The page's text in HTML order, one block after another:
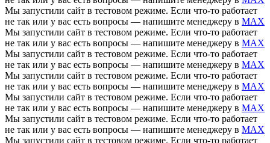
Мы запустили сайт в тестовом режиме. Если что-то работает
не так или у вас есть вопросы — напишите менеджеру в MAX
Мы запустили сайт в тестовом режиме. Если что-то работает
не так или у вас есть вопросы — напишите менеджеру в MAX
Мы запустили сайт в тестовом режиме. Если что-то работает
не так или у вас есть вопросы — напишите менеджеру в MAX
Мы запустили сайт в тестовом режиме. Если что-то работает
не так или у вас есть вопросы — напишите менеджеру в MAX
Мы запустили сайт в тестовом режиме. Если что-то работает
не так или у вас есть вопросы — напишите менеджеру в MAX
Мы запустили сайт в тестовом режиме. Если что-то работает
не так или у вас есть вопросы — напишите менеджеру в MAX
Мы запустили сайт в тестовом режиме. Если что-то работает